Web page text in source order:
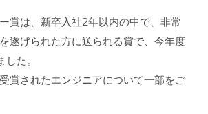
賞は、新卒入社2年以内の中で、非常
遂げられた方に送られる賞で、今年度
た。
賞されたエンジニアについて一部をご